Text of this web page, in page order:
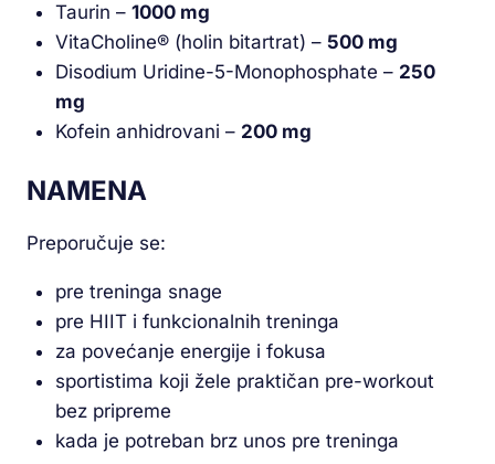
Taurin – 1000 mg
VitaCholine® (holin bitartrat) – 500 mg
Disodium Uridine-5-Monophosphate – 250
mg
Kofein anhidrovani – 200 mg
NAMENA
Preporučuje se:
pre treninga snage
pre HIIT i funkcionalnih treninga
za povećanje energije i fokusa
sportistima koji žele praktičan pre-workout
bez pripreme
kada je potreban brz unos pre treninga